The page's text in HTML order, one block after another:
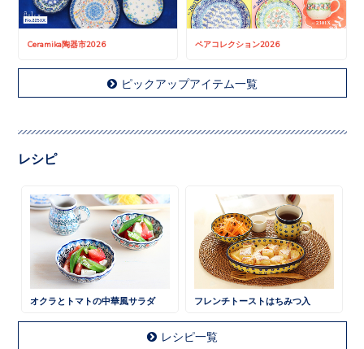
Ceramika陶器市2026 ペアコレクション2026
ピックアップアイテム一覧
レシピ
オクラとトマトの中華風サラダ フレンチトーストはちみつ入
レシピ一覧